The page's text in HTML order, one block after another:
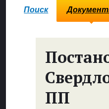
Поиск
ПП